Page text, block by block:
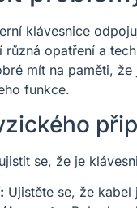
klávesnice
různá opatření a
mít na paměti,
funkce.
se, že je
Ujistěte se, že